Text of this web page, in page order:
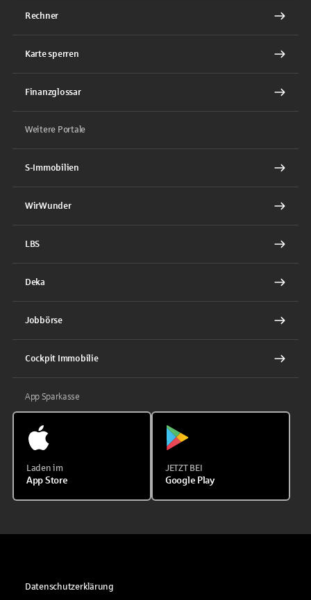
Rechner
Karte sperren
Finanzglossar
Weitere Portale
S-Immobilien
WirWunder
LBS
Deka
Jobbörse
Cockpit Immobilie
App Sparkasse
Laden im
App Store
JETZT BEI
Google Play
Datenschutzerklärung